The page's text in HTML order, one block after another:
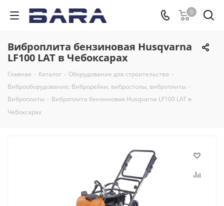
0
Виброплита бензиновая Husqvarna
LF100 LAT в Чебоксарах
Главная - Каталог - Оборудование для строительства -
Виброоборудование: Виброрейки, вибростолы, виброплиты -
Виброплиты - Виброплита бензиновая Husqvarna LF100 LAT в
Чебоксарах